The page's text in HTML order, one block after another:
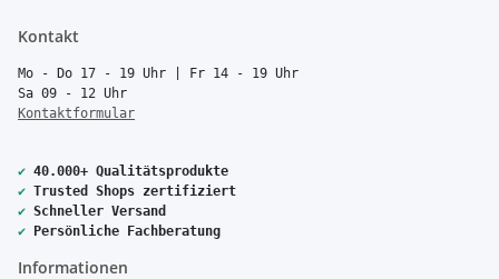
Kontakt
Mo - Do 17 - 19 Uhr | Fr 14 - 19 Uhr
Sa 09 - 12 Uhr
Kontaktformular
✔ 40.000+ Qualitätsprodukte
✔ Trusted Shops zertifiziert
✔ Schneller Versand
✔ Persönliche Fachberatung
Informationen